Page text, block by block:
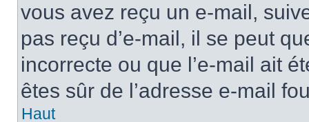
vous avez reçu un e-mail,
pas reçu d’e-mail, il se peut
incorrecte ou que l’e-mail ait
êtes sûr de l’adresse e-mail
Haut